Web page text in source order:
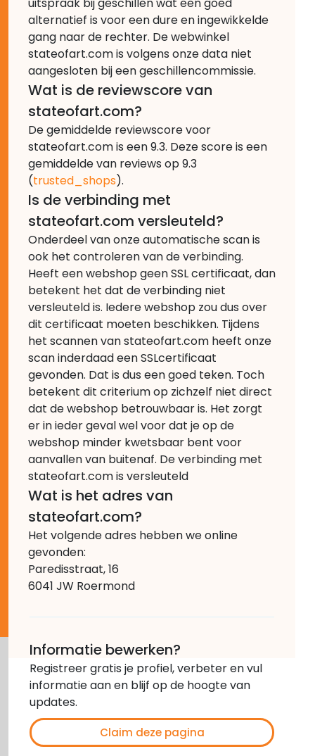
alternatief is voor een dure en ingewikkelde
gang naar de rechter. De webwinkel
stateofart.com is volgens onze data niet
aangesloten bij een geschillencommissie.
Wat is de reviewscore van
stateofart.com?
De gemiddelde reviewscore voor
stateofart.com is een 9.3. Deze score is een
gemiddelde van reviews op 9.3
(trusted_shops).
Is de verbinding met
stateofart.com versleuteld?
Onderdeel van onze automatische scan is
ook het controleren van de verbinding.
Heeft een webshop geen SSL certificaat, dan
betekent het dat de verbinding niet
versleuteld is. Iedere webshop zou dus over
dit certificaat moeten beschikken. Tijdens
het scannen van stateofart.com heeft onze
scan inderdaad een SSLcertificaat
gevonden. Dat is dus een goed teken. Toch
betekent dit criterium op zichzelf niet direct
dat de webshop betrouwbaar is. Het zorgt
er in ieder geval wel voor dat je op de
webshop minder kwetsbaar bent voor
aanvallen van buitenaf. De verbinding met
stateofart.com is versleuteld
Wat is het adres van
stateofart.com?
Het volgende adres hebben we online
gevonden:
Paredisstraat, 16
6041 JW Roermond
Informatie bewerken?
Registreer gratis je profiel, verbeter en vul
informatie aan en blijf op de hoogte van
updates.
Claim deze pagina